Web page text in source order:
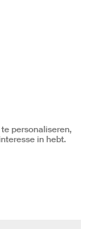
personaliseren,
in hebt.